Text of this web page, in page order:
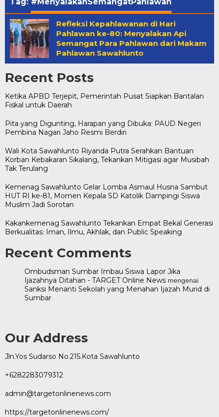
Refleksi Kepahlawanan di Hari
Pahlawan ke-80: Menyalakan Api
Semangat Para Pahlawan dari Makam
Pahlawan Sawahlunto
Recent Posts
Ketika APBD Terjepit, Pemerintah Pusat Siapkan Bantalan
Fiskal untuk Daerah
Pita yang Digunting, Harapan yang Dibuka: PAUD Negeri
Pembina Nagari Jaho Resmi Berdiri
Wali Kota Sawahlunto Riyanda Putra Serahkan Bantuan
Korban Kebakaran Sikalang, Tekankan Mitigasi agar Musibah
Tak Terulang
Kemenag Sawahlunto Gelar Lomba Asmaul Husna Sambut
HUT RI ke-81, Momen Kepala SD Katolik Dampingi Siswa
Muslim Jadi Sorotan
Kakankemenag Sawahlunto Tekankan Empat Bekal Generasi
Berkualitas: Iman, Ilmu, Akhlak, dan Public Speaking
Recent Comments
Ombudsman Sumbar Imbau Siswa Lapor Jika
Ijazahnya Ditahan - TARGET Online News mengenai
Sanksi Menanti Sekolah yang Menahan Ijazah Murid di
Sumbar
Our Address
Jln.Yos Sudarso No.215.Kota Sawahlunto
+6282283079312
admin@targetonlinenews.com
https://targetonlinenews.com/